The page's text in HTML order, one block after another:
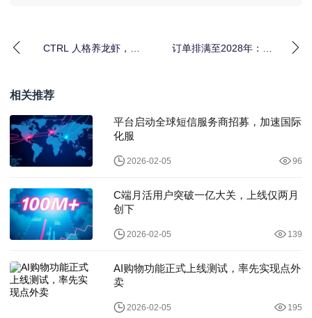
CTRL 人格养龙虾，只
订单排满至2028年：光
相关推荐
平台启动全球短信服务商招募，加速国际
化服
2026-02-05 96
C端月活用户突破一亿大关，上线仅两月
创下
2026-02-05 139
AI购物功能正式上线测试，率先实现点外
卖
2026-02-05 195